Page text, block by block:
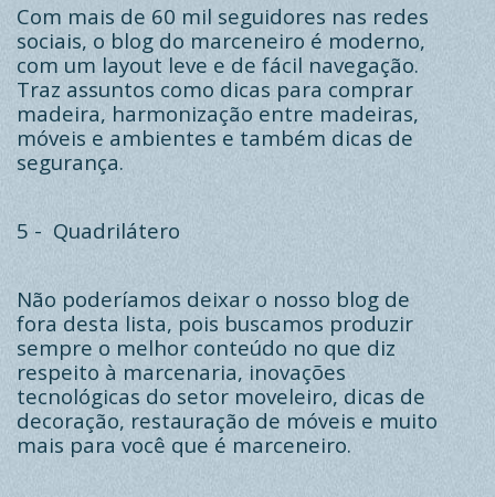
Com mais de 60 mil seguidores nas redes
sociais, o blog do marceneiro é moderno,
com um layout leve e de fácil navegação.
Traz assuntos como dicas para comprar
madeira, harmonização entre madeiras,
móveis e ambientes e também dicas de
segurança.
5 - Quadrilátero
Não poderíamos deixar o nosso blog de
fora desta lista, pois buscamos produzir
sempre o melhor conteúdo no que diz
respeito à marcenaria, inovações
tecnológicas do setor moveleiro, dicas de
decoração, restauração de móveis e muito
mais para você que é marceneiro.